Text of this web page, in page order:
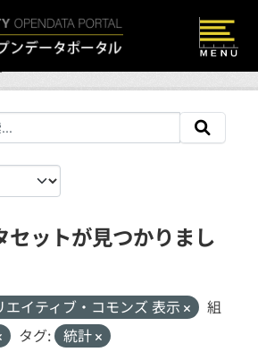
セットが見つかりまし
エイティブ・コモンズ 表示
組
タグ: 統計